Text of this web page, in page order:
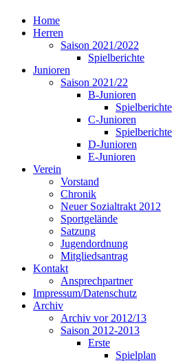
Home
Herren
Saison 2021/2022
Spielberichte
Junioren
Saison 2021/22
B-Junioren
Spielberichte
C-Junioren
Spielberichte
D-Junioren
E-Junioren
Verein
Vorstand
Chronik
Neuer Sozialtrakt 2012
Sportgelände
Satzung
Jugendordnung
Mitgliedsantrag
Kontakt
Ansprechpartner
Impressum/Datenschutz
Archiv
Archiv vor 2012/13
Saison 2012-2013
Erste
Spielplan